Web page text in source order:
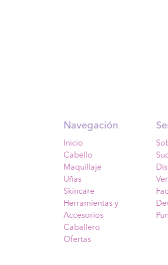
Navegación
Inicio
Cabello
Maquillaje
Uñas
Skincare
Herramientas y
Accesorios
Caballero
Ofertas